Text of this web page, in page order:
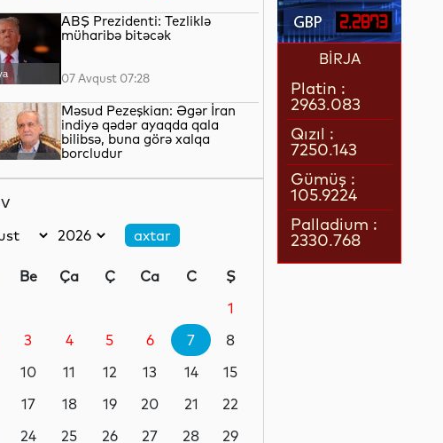
ABŞ Prezidenti: Tezliklə
müharibə bitəcək
07 Avqust 07:28
Məsud Pezeşkian: Əgər İran
indiyə qədər ayaqda qala
bilibsə, buna görə xalqa
borcludur
ölür
06 Avqust 23:07
Baş Qərargah rəisi: İsrail
fəaliyyət göstərməyə" davam
06 Avqust 22:42
Be Ça Ç Ca C
Ş
1
3 4 5 6 7
8
10 11 12 13 14
15
17 18 19 20 21
22
24 25 26 27 28
29
2.2873
BİRJA
Platin :
2963.083
Qızıl :
7250.143
Gümüş :
105.9224
Palladium :
2330.768